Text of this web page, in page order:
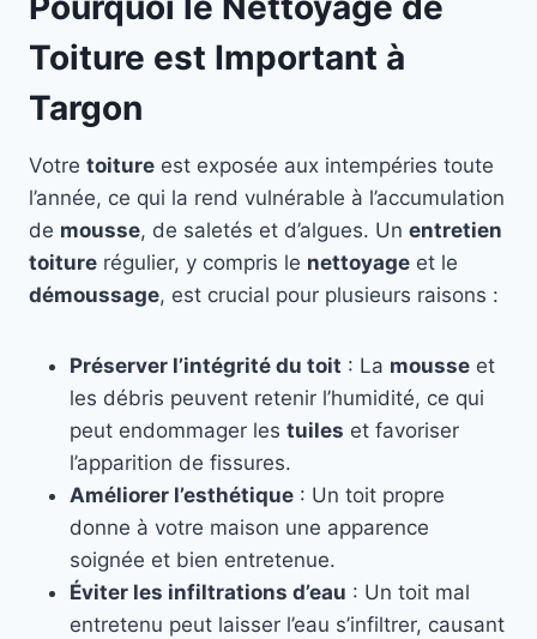
Toiture est Important à
Targon
Votre toiture est exposée aux intempéries toute
l’année, ce qui la rend vulnérable à l’accumulation
de mousse, de saletés et d’algues. Un entretien
toiture régulier, y compris le nettoyage et le
démoussage, est crucial pour plusieurs raisons :
Préserver l’intégrité du toit : La mousse et
les débris peuvent retenir l’humidité, ce qui
peut endommager les tuiles et favoriser
l’apparition de fissures.
Améliorer l’esthétique : Un toit propre
donne à votre maison une apparence
soignée et bien entretenue.
Éviter les infiltrations d’eau : Un toit mal
entretenu peut laisser l’eau s’infiltrer, causant